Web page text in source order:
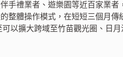
手禮業者、遊樂園等近百家業
整體操作模式，在短短三個月
以擴大跨域至竹苗觀光圈、日